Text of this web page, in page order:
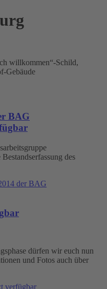
BAG
des
der BAG
dürfen wir euch nun
und Fotos auch über
verfügbar